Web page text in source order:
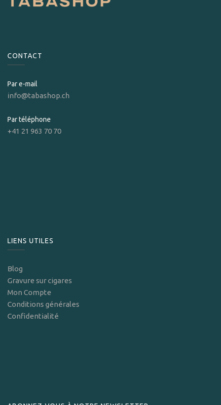
CONTACT
Par e-mail
info@tabashop.ch
Par téléphone
+41 21 963 70 70
LIENS UTILES
Blog
Gravure sur cigares
Mon Compte
Conditions générales
Confidentialité